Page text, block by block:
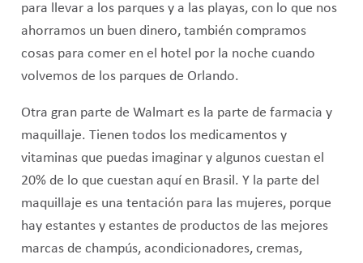
para llevar a los parques y a las playas, con lo que nos
ahorramos un buen dinero, también compramos
cosas para comer en el hotel por la noche cuando
volvemos de los parques de Orlando.
Otra gran parte de Walmart es la parte de farmacia y
maquillaje. Tienen todos los medicamentos y
vitaminas que puedas imaginar y algunos cuestan el
20% de lo que cuestan aquí en Brasil. Y la parte del
maquillaje es una tentación para las mujeres, porque
hay estantes y estantes de productos de las mejores
marcas de champús, acondicionadores, cremas,